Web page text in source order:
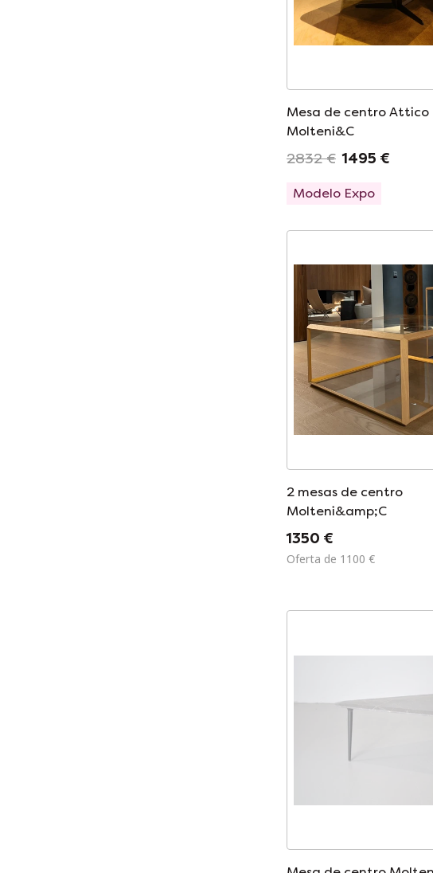
Mesa de centro Attico
Molteni&C
2832 € 1495 €
Modelo Expo
2 mesas de centro
Molteni&amp;C
1350 €
Oferta de 1100 €